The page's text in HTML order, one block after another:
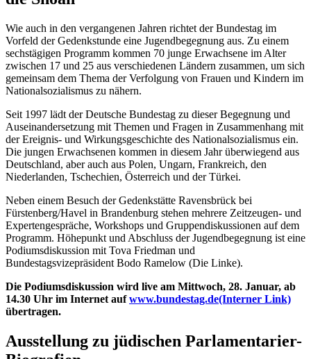
Wie auch in den vergangenen Jahren richtet der Bundestag im
Vorfeld der Gedenkstunde eine Jugendbegegnung aus. Zu einem
sechstägigen Programm kommen 70 junge Erwachsene im Alter
zwischen 17 und 25 aus verschiedenen Ländern zusammen, um sich
gemeinsam dem Thema der Verfolgung von Frauen und Kindern im
Nationalsozialismus zu nähern.
Seit 1997 lädt der Deutsche Bundestag zu dieser Begegnung und
Auseinandersetzung mit Themen und Fragen in Zusammenhang mit
der Ereignis- und Wirkungsgeschichte des Nationalsozialismus ein.
Die jungen Erwachsenen kommen in diesem Jahr überwiegend aus
Deutschland, aber auch aus Polen, Ungarn, Frankreich, den
Niederlanden, Tschechien, Österreich und der Türkei.
Neben einem Besuch der Gedenkstätte Ravensbrück bei
Fürstenberg/Havel in Brandenburg stehen mehrere Zeitzeugen- und
Expertengespräche, Workshops und Gruppendiskussionen auf dem
Programm. Höhepunkt und Abschluss der Jugendbegegnung ist eine
Podiumsdiskussion mit Tova Friedman und
Bundestagsvizepräsident Bodo Ramelow (Die Linke).
Die Podiumsdiskussion wird live am Mittwoch, 28. Januar, ab
14.30 Uhr im Internet aufwww.bundestag.de(Interner Link)
übertragen.
Ausstellung zu jüdischen Parlamentarier-